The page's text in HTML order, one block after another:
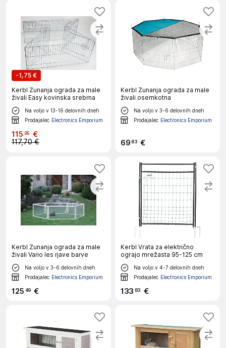
-1,75 €
Kerbl Zunanja ograda za male
živali Easy kovinska srebrna
Na voljo v 13-16 delovnih dneh
Prodajalec Electronics Emporium
115 95 €
117,70 €
Kerbl Zunanja ograda za male
živali osemkotna
Na voljo v 3-6 delovnih dneh
Prodajalec Electronics Emporium
69 83 €
Kerbl Zunanja ograda za male
živali Vario les rjave barve
Na voljo v 3-6 delovnih dneh
Prodajalec Electronics Emporium
125 49 €
Kerbl Vrata za električno
ograjo mrežasta 95-125 cm
Na voljo v 4-7 delovnih dneh
Prodajalec Electronics Emporium
133 83 €